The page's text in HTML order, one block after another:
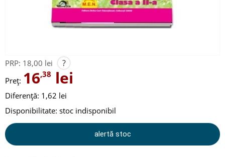
PRP: 18,00 lei ?
Preț: 16,38 lei
Diferență: 1,62 lei
Disponibilitate: stoc indisponibil
alertă stoc